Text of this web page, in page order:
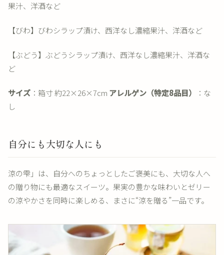
果汁、洋酒など
【びわ】びわシラップ漬け、西洋なし濃縮果汁、洋酒など
【ぶどう】ぶどうシラップ漬け、西洋なし濃縮果汁、洋酒な
ど
サイズ ：箱寸 約22×26×7cm アレルゲン（特定8品目）
：な
し
自分にも大切な人にも
涼の雫」は、自分へのちょっとしたご褒美にも、大切な人へ
の贈り物にも最適なスイーツ。果実の豊かな味わいとゼリー
の涼やかさを同時に楽しめる、まさに“涼を贈る”一品です。